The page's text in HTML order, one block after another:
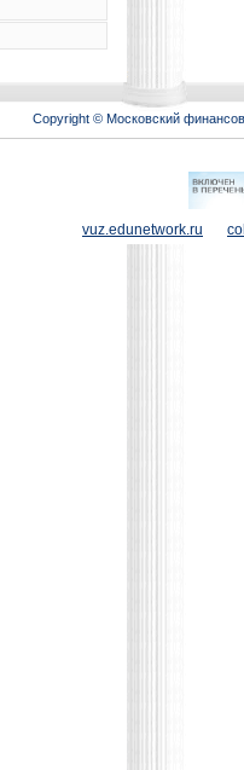
Copyright © Московский
vuz.edunetwork.ru